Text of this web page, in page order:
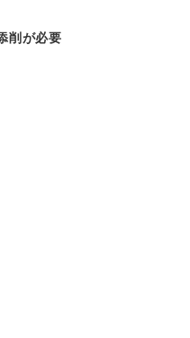
削が必要